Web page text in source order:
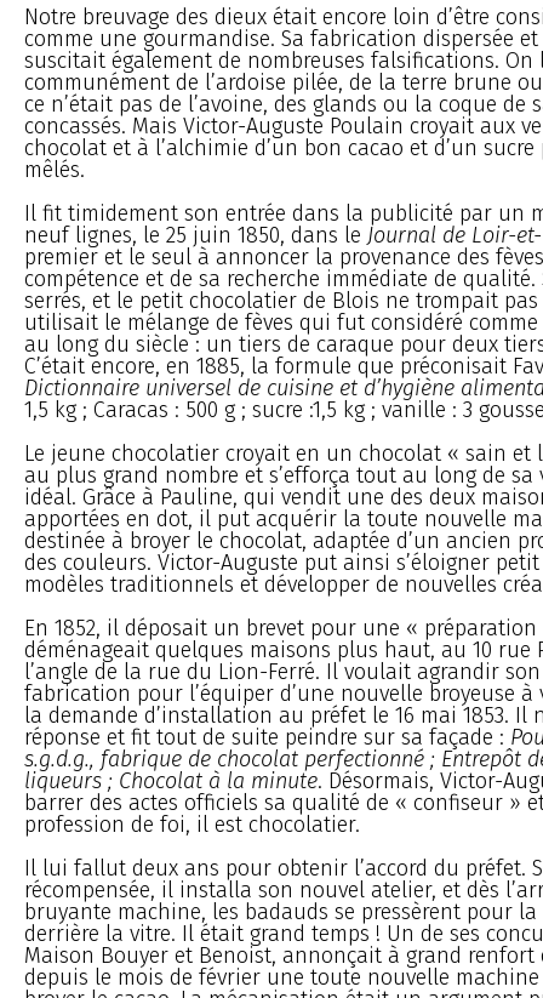
Notre breuvage des dieux était encore loin d’être
comme une gourmandise. Sa fabrication dispersée
suscitait également de nombreuses falsifications.
communément de l’ardoise pilée, de la terre brune
ce n’était pas de l’avoine, des glands ou la coque de
concassés. Mais Victor-Auguste Poulain croyait aux
chocolat et à l’alchimie d’un bon cacao et d’un
mêlés.
Il fit timidement son entrée dans la publicité par un
neuf lignes, le 25 juin 1850, dans le Journal de Loir-
premier et le seul à annoncer la provenance des
compétence et de sa recherche immédiate de
serrés, et le petit chocolatier de Blois ne trompait
utilisait le mélange de fèves qui fut considéré
au long du siècle : un tiers de caraque pour deux
C’était encore, en 1885, la formule que préconisait
Dictionnaire universel de cuisine et d’hygiène
1,5 kg ; Caracas : 500 g ; sucre :1,5 kg ; vanille : 3
Le jeune chocolatier croyait en un chocolat « sain et
au plus grand nombre et s’efforça tout au long de sa
idéal. Grâce à Pauline, qui vendit une des deux
apportées en dot, il put acquérir la toute nouvelle
destinée à broyer le chocolat, adaptée d’un ancien
des couleurs. Victor-Auguste put ainsi s’éloigner
modèles traditionnels et développer de nouvelles
En 1852, il déposait un brevet pour une «
déménageait quelques maisons plus haut, au 10 rue
l’angle de la rue du Lion-Ferré. Il voulait agrandir
fabrication pour l’équiper d’une nouvelle broyeuse
la demande d’installation au préfet le 16 mai 1853. Il
réponse et fit tout de suite peindre sur sa façade :
s.g.d.g., fabrique de chocolat perfectionné ; Entrepôt
liqueurs ; Chocolat à la minute. Désormais, Victor-
barrer des actes officiels sa qualité de « confiseur »
profession de foi, il est chocolatier.
Il lui fallut deux ans pour obtenir l’accord du préfet.
récompensée, il installa son nouvel atelier, et dès
bruyante machine, les badauds se pressèrent pour
derrière la vitre. Il était grand temps ! Un de ses
Maison Bouyer et Benoist, annonçait à grand renfort
depuis le mois de février une toute nouvelle